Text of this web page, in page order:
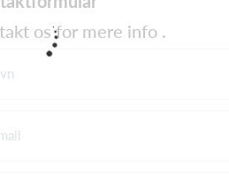
os for mere info .